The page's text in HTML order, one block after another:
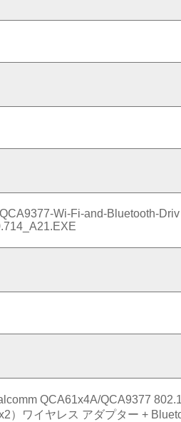
Wi-Fi-and-Bluetooth-Driv
QCA61x4A/QCA9377
）ワイヤレス アダプター +